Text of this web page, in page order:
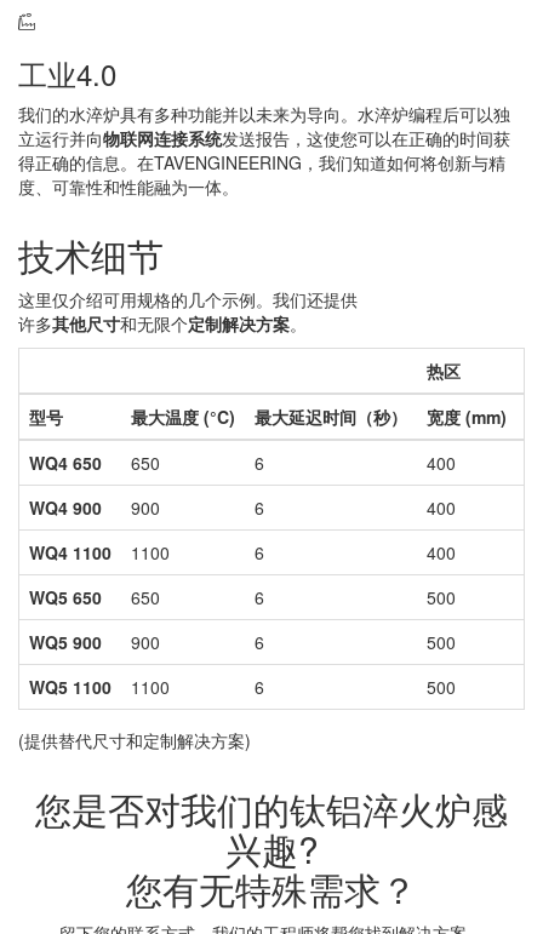
工业4.0
我们的水淬炉具有多种功能并以未来为导向。水淬炉编程后可以独
立运行并向物联网连接系统发送报告，这使您可以在正确的时间获
得正确的信息。在TAVENGINEERING，我们知道如何将创新与精
度、可靠性和性能融为一体。
技术细节
这里仅介绍可用规格的几个示例。我们还提供
许多其他尺寸和无限个定制解决方案。
热区
型号
最大温度 (°C) 最大延迟时间（秒） 宽度 (mm)
WQ4 650
650 6 400
WQ4 900
900 6 400
WQ4 1100
1100 6 400
WQ5 650
650 6 500
WQ5 900
900 6 500
WQ5 1100
1100 6 500
(提供替代尺寸和定制解决方案)
您是否对我们的钛铝淬火炉感
兴趣?
您有无特殊需求？